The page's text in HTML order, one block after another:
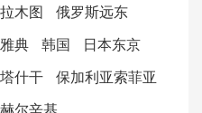
木图
俄罗斯远东
典 韩国
日本东京
什干
保加利亚索菲亚